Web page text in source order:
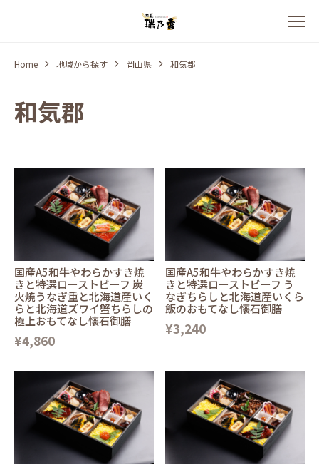
Home 地域から探す 岡山県 和気郡
和気郡
国産A5和牛やわらかすき焼
きと特選ローストビーフ 炭
火焼うなぎ重と北海道産いく
らと北海道ズワイ蟹ちらしの
極上おもてなし懐石御膳
¥4,860
国産A5和牛やわらかすき焼
きと特選ローストビーフ う
なぎちらしと北海道産いくら
飯のおもてなし懐石御膳
¥3,240